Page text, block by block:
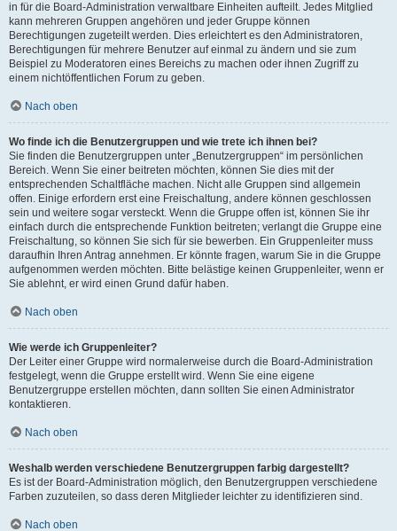
in für die Board-Administration verwaltbare Einheiten aufteilt. Jedes Mitglied
kann mehreren Gruppen angehören und jeder Gruppe können
Berechtigungen zugeteilt werden. Dies erleichtert es den Administratoren,
Berechtigungen für mehrere Benutzer auf einmal zu ändern und sie zum
Beispiel zu Moderatoren eines Bereichs zu machen oder ihnen Zugriff zu
einem nichtöffentlichen Forum zu geben.
Nach oben
Wo finde ich die Benutzergruppen und wie trete ich ihnen bei?
Sie finden die Benutzergruppen unter „Benutzergruppen“ im persönlichen
Bereich. Wenn Sie einer beitreten möchten, können Sie dies mit der
entsprechenden Schaltfläche machen. Nicht alle Gruppen sind allgemein
offen. Einige erfordern erst eine Freischaltung, andere können geschlossen
sein und weitere sogar versteckt. Wenn die Gruppe offen ist, können Sie ihr
einfach durch die entsprechende Funktion beitreten; verlangt die Gruppe eine
Freischaltung, so können Sie sich für sie bewerben. Ein Gruppenleiter muss
daraufhin Ihren Antrag annehmen. Er könnte fragen, warum Sie in die Gruppe
aufgenommen werden möchten. Bitte belästige keinen Gruppenleiter, wenn er
Sie ablehnt, er wird einen Grund dafür haben.
Nach oben
Wie werde ich Gruppenleiter?
Der Leiter einer Gruppe wird normalerweise durch die Board-Administration
festgelegt, wenn die Gruppe erstellt wird. Wenn Sie eine eigene
Benutzergruppe erstellen möchten, dann sollten Sie einen Administrator
kontaktieren.
Nach oben
Weshalb werden verschiedene Benutzergruppen farbig dargestellt?
Es ist der Board-Administration möglich, den Benutzergruppen verschiedene
Farben zuzuteilen, so dass deren Mitglieder leichter zu identifizieren sind.
Nach oben